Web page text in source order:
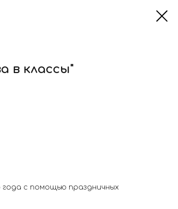
в классы"
с помощью праздничных